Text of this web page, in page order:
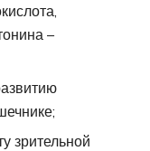
–
зрительной